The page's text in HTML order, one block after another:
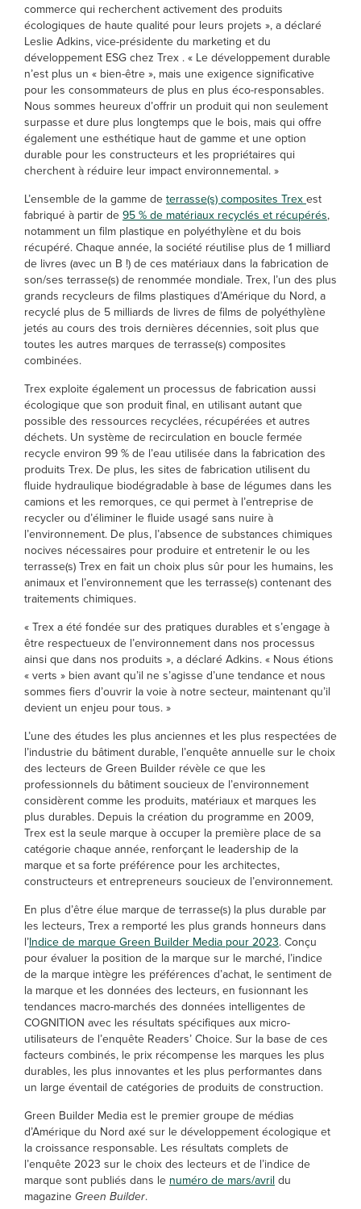
commerce qui recherchent activement des produits
écologiques de haute qualité pour leurs projets », a déclaré
Leslie Adkins, vice-présidente du marketing et du
développement ESG chez Trex . « Le développement durable
n’est plus un « bien-être », mais une exigence significative
pour les consommateurs de plus en plus éco-responsables.
Nous sommes heureux d’offrir un produit qui non seulement
surpasse et dure plus longtemps que le bois, mais qui offre
également une esthétique haut de gamme et une option
durable pour les constructeurs et les propriétaires qui
cherchent à réduire leur impact environnemental. »
L’ensemble de la gamme deterrasse(s) composites Trexest
fabriqué à partir de95 % de matériaux recyclés et récupérés,
notamment un film plastique en polyéthylène et du bois
récupéré. Chaque année, la société réutilise plus de 1 milliard
de livres (avec un B !) de ces matériaux dans la fabrication de
son/ses terrasse(s) de renommée mondiale. Trex, l’un des plus
grands recycleurs de films plastiques d’Amérique du Nord, a
recyclé plus de 5 milliards de livres de films de polyéthylène
jetés au cours des trois dernières décennies, soit plus que
toutes les autres marques de terrasse(s) composites
combinées.
Trex exploite également un processus de fabrication aussi
écologique que son produit final, en utilisant autant que
possible des ressources recyclées, récupérées et autres
déchets. Un système de recirculation en boucle fermée
recycle environ 99 % de l’eau utilisée dans la fabrication des
produits Trex. De plus, les sites de fabrication utilisent du
fluide hydraulique biodégradable à base de légumes dans les
camions et les remorques, ce qui permet à l’entreprise de
recycler ou d’éliminer le fluide usagé sans nuire à
l’environnement. De plus, l’absence de substances chimiques
nocives nécessaires pour produire et entretenir le ou les
terrasse(s) Trex en fait un choix plus sûr pour les humains, les
animaux et l’environnement que les terrasse(s) contenant des
traitements chimiques.
« Trex a été fondée sur des pratiques durables et s’engage à
être respectueux de l’environnement dans nos processus
ainsi que dans nos produits », a déclaré Adkins. « Nous étions
« verts » bien avant qu’il ne s’agisse d’une tendance et nous
sommes fiers d’ouvrir la voie à notre secteur, maintenant qu’il
devient un enjeu pour tous. »
L’une des études les plus anciennes et les plus respectées de
l’industrie du bâtiment durable, l’enquête annuelle sur le choix
des lecteurs de Green Builder révèle ce que les
professionnels du bâtiment soucieux de l’environnement
considèrent comme les produits, matériaux et marques les
plus durables. Depuis la création du programme en 2009,
Trex est la seule marque à occuper la première place de sa
catégorie chaque année, renforçant le leadership de la
marque et sa forte préférence pour les architectes,
constructeurs et entrepreneurs soucieux de l’environnement.
En plus d’être élue marque de terrasse(s) la plus durable par
les lecteurs, Trex a remporté les plus grands honneurs dans
l’Indice de marque Green Builder Media pour 2023. Conçu
pour évaluer la position de la marque sur le marché, l’indice
de la marque intègre les préférences d’achat, le sentiment de
la marque et les données des lecteurs, en fusionnant les
tendances macro-marchés des données intelligentes de
COGNITION avec les résultats spécifiques aux micro-
utilisateurs de l’enquête Readers’ Choice. Sur la base de ces
facteurs combinés, le prix récompense les marques les plus
durables, les plus innovantes et les plus performantes dans
un large éventail de catégories de produits de construction.
Green Builder Media est le premier groupe de médias
d’Amérique du Nord axé sur le développement écologique et
la croissance responsable. Les résultats complets de
l’enquête 2023 sur le choix des lecteurs et de l’indice de
marque sont publiés dans le numéro de mars/avril du
magazine Green Builder.